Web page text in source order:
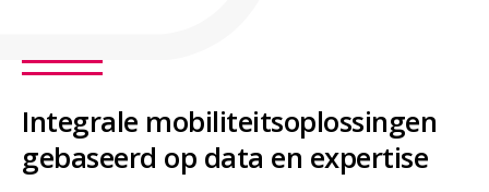
Integrale mobiliteitsoplossingen
gebaseerd op data en expertise